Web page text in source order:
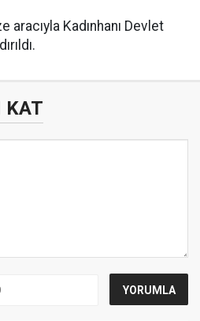
aracıyla Kadınhanı Devlet
KAT